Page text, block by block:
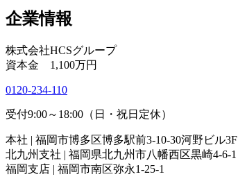
企業情報
株式会社HCSグループ
資本金 1,100万円
0120-234-110
受付9:00～18:00（日・祝日定休）
本社 | 福岡市博多区博多駅前3-10-30河野ビル3F
北九州支社 | 福岡県北九州市八幡西区黒崎4-6-1
福岡支店 | 福岡市南区弥永1-25-1